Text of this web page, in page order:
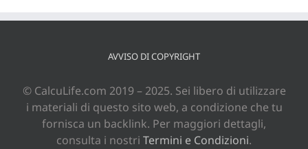
AVVISO DI COPYRIGHT
© CalcuLife.com 2019 – 2025. Sei libero di utilizzare
i materiali di questo sito web, a condizione che tu
fornisca un backlink. Per maggiori dettagli,
consulta i nostri Termini e Condizioni.